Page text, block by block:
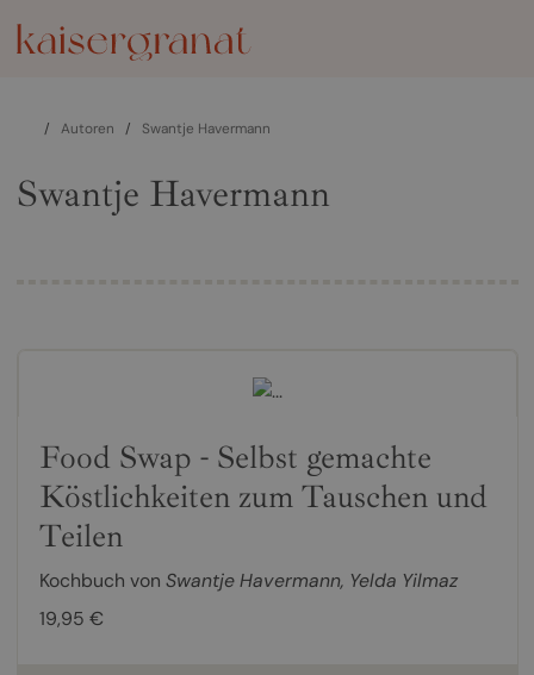
/ Autoren / Swantje Havermann
Swantje Havermann
Food Swap - Selbst gemachte
Köstlichkeiten zum Tauschen und
Teilen
Kochbuch von Swantje Havermann, Yelda Yilmaz
19,95 €